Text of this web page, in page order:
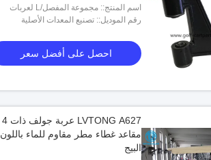
اسم المنتج:: مجموعة المفصل/L لعربات
الجولف A627
رقم الموديل:: تصنيع المعدات الأصلية
احصل على أفضل سعر
LVTONG A627 عربة جولف ذات 4
مقاعد غطاء مطر مقاوم للماء باللون
البيج